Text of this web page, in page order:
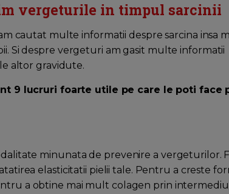
vergeturile in timpul sarcinii
cautat multe informatii despre sarcina insa
Si despre vergeturi am gasit multe
altor gravidute.
9 lucruri foarte utile pe care le poti
minunata de prevenire a vergeturilor.
elasticitatii pielii tale. Pentru a creste
a obtine mai mult colagen prin